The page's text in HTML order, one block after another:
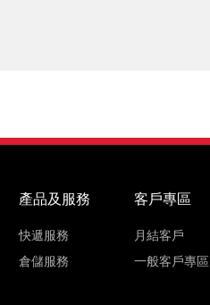
產品及服務
快遞服務
倉儲服務
客戶專區
月結客戶
一般客戶專區